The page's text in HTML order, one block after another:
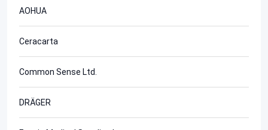
AOHUA
Ceracarta
Common Sense Ltd.
DRÄGER